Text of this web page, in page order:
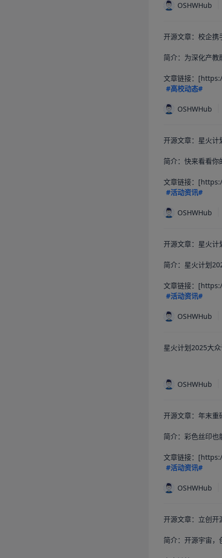
OSHWHub
开源文章：校企
简介：为深化产
#高校动态#
OSHWHub
开源文章：星火
简介：快来看看
文章链接：
#活动资讯#
OSHWHub
开源文章：星火
简介：星火计划
文章链接：
#活动资讯#
OSHWHub
星火计划2025大
OSHWHub
开源文章：年末重
简介：彩色丝印也
文章链接：
#活动资讯#
OSHWHub
开源文章：立创开
简介：开源宇宙